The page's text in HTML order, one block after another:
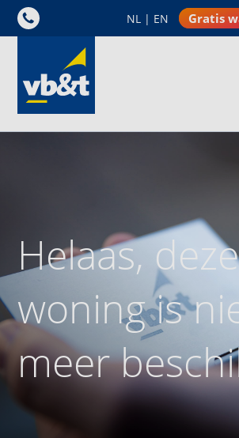
NL | EN Gratis
Helaas, deze
woning is
meer